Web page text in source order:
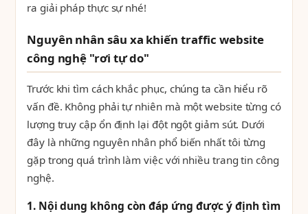
ra giải pháp thực sự nhé!
Nguyên nhân sâu xa khiến traffic website
công nghệ "rơi tự do"
Trước khi tìm cách khắc phục, chúng ta cần hiểu rõ
vấn đề. Không phải tự nhiên mà một website từng có
lượng truy cập ổn định lại đột ngột giảm sút. Dưới
đây là những nguyên nhân phổ biến nhất tôi từng
gặp trong quá trình làm việc với nhiều trang tin công
nghệ.
1. Nội dung không còn đáp ứng được ý định tìm